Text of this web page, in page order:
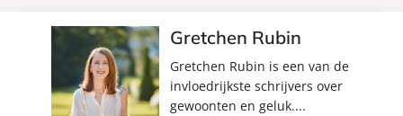
Gretchen Rubin
Gretchen Rubin is een van de
invloedrijkste schrijvers over
gewoonten en geluk....